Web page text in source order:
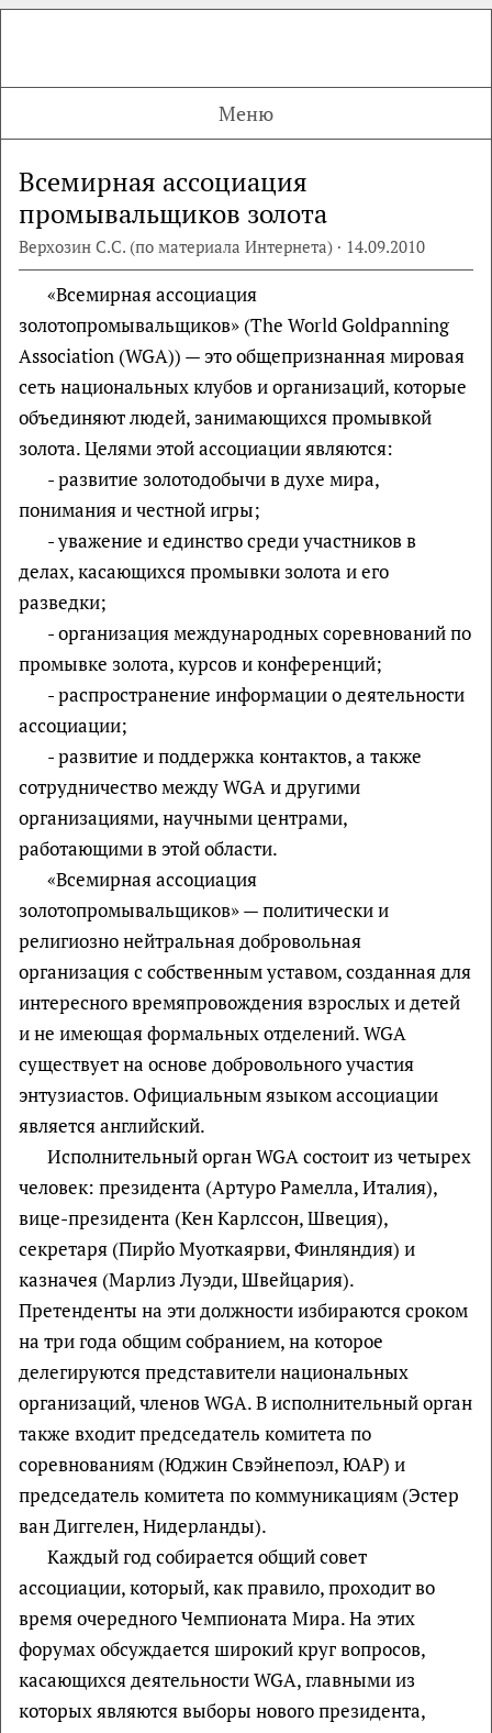
Меню
Всемирная ассоциация
промывальщиков золота
Верхозин С.С. (по материала Интернета) · 14.09.2010
«Всемирная ассоциация
золотопромывальщиков» (The World Goldpanning
Association (WGA)) — это общепризнанная мировая
сеть национальных клубов и организаций, которые
объединяют людей, занимающихся промывкой
золота. Целями этой ассоциации являются:
- развитие золотодобычи в духе мира,
понимания и честной игры;
- уважение и единство среди участников в
делах, касающихся промывки золота и его
разведки;
- организация международных соревнований по
промывке золота, курсов и конференций;
- распространение информации о деятельности
ассоциации;
- развитие и поддержка контактов, а также
сотрудничество между WGA и другими
организациями, научными центрами,
работающими в этой области.
«Всемирная ассоциация
золотопромывальщиков» — политически и
религиозно нейтральная добровольная
организация с собственным уставом, созданная для
интересного времяпровождения взрослых и детей
и не имеющая формальных отделений. WGA
существует на основе добровольного участия
энтузиастов. Официальным языком ассоциации
является английский.
Исполнительный орган WGA состоит из четырех
человек: президента (Артуро Рамелла, Италия),
вице-президента (Кен Карлссон, Швеция),
секретаря (Пирйо Муоткаярви, Финляндия) и
казначея (Марлиз Луэди, Швейцария).
Претенденты на эти должности избираются сроком
на три года общим собранием, на которое
делегируются представители национальных
организаций, членов WGA. В исполнительный орган
также входит председатель комитета по
соревнованиям (Юджин Свэйнепоэл, ЮАР) и
председатель комитета по коммуникациям (Эстер
ван Диггелен, Нидерланды).
Каждый год собирается общий совет
ассоциации, который, как правило, проходит во
время очередного Чемпионата Мира. На этих
форумах обсуждается широкий круг вопросов,
касающихся деятельности WGA, главными из
которых являются выборы нового президента,